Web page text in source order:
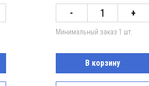
- +
Минимальный заказ 1 шт.
В корзину